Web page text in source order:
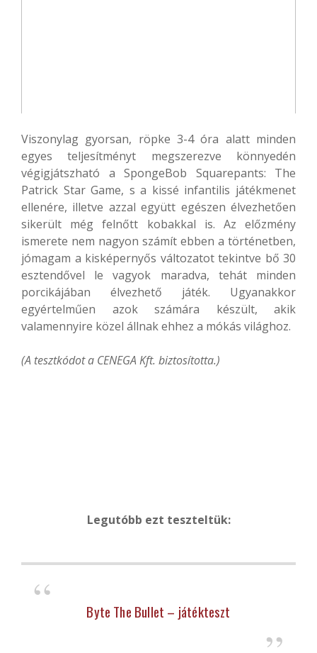
Viszonylag gyorsan, röpke 3-4 óra alatt minden
egyes teljesítményt megszerezve könnyedén
végigjátszható a SpongeBob Squarepants: The
Patrick Star Game, s a kissé infantilis játékmenet
ellenére, illetve azzal együtt egészen élvezhetően
sikerült még felnőtt kobakkal is. Az előzmény
ismerete nem nagyon számít ebben a történetben,
jómagam a kisképernyős változatot tekintve bő 30
esztendővel le vagyok maradva, tehát minden
porcikájában élvezhető játék. Ugyanakkor
egyértelműen azok számára készült, akik
valamennyire közel állnak ehhez a mókás világhoz.
(A tesztkódot a CENEGA Kft. biztosította.)
Legutóbb ezt teszteltük:
Byte The Bullet – játékteszt